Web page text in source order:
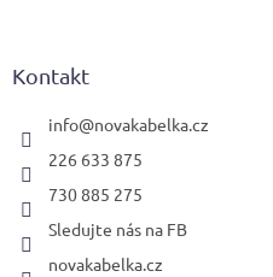
Kontakt
info@novakabelka.cz
226 633 875
730 885 275
Sledujte nás na FB
novakabelka.cz